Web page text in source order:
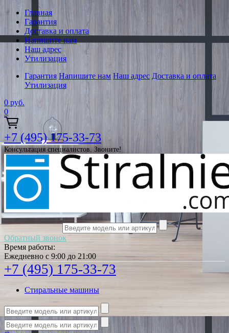
Главная
Гарантия
Доставка и оплата
Напишите нам
Наш адрес
Утилизация
Гарантия Напишите нам Наш адрес Доставка и оплата
Утилизация
0 руб.
0
+7 (495) 175-33-73
Консультация специалистов. Звоните!
Обратный звонок
Время работы:
Ежедневно с 9:00 до 21:00
+7 (495) 175-33-73
Стиральные машины